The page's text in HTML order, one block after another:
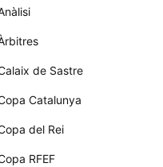
de Sastre
Catalunya
del Rei
RFEF